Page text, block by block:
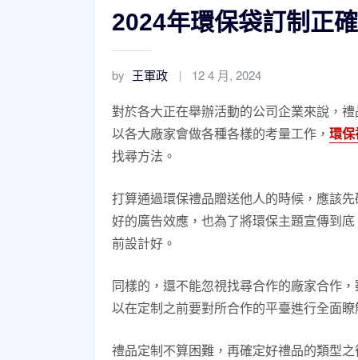
2024年環保袋訂制正
by 王軍政 12 4 月, 2024
對於各大正在舉辦活動的公司企業來說，
以各大廠家會做各種各樣的考量工作， 環
找尋方法。
打算通過環保禮品贈送他人的時候，應該
好的廣告效應，也為了將環保主題宣傳到
前設計好。
同樣的，還不能忽視找尋合作的廠家合作
以在定制之前要對所合作的平臺進行全面
禮品定制不算困難，再確定好禮品的類型